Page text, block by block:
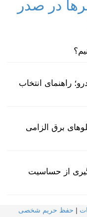
در صدر
راهنمای انتخاب
برق الزامی
از حساسیت
| حفظ حریم شخصی